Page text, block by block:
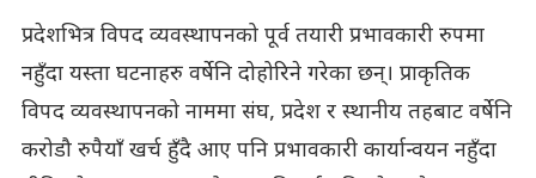
प्रदेशभित्र विपद व्यवस्थापनको पूर्व तयारी प्रभावकारी रुपमा
नहुँदा यस्ता घटनाहरु वर्षेनि दोहोरिने गरेका छन्। प्राकृतिक
विपद व्यवस्थापनको नाममा संघ, प्रदेश र स्थानीय तहबाट वर्षेनि
करोडौ रुपैयाँ खर्च हुँदै आए पनि प्रभावकारी कार्यान्वयन नहुँदा